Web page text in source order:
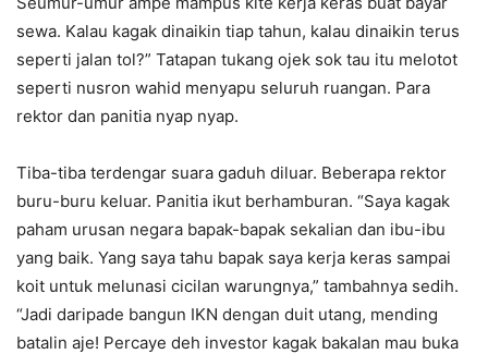
sewa. Kalau kagak dinaikin tiap tahun, kalau dinaikin terus
seperti jalan tol?” Tatapan tukang ojek sok tau itu melotot
seperti nusron wahid menyapu seluruh ruangan. Para
rektor dan panitia nyap nyap.
Tiba-tiba terdengar suara gaduh diluar. Beberapa rektor
buru-buru keluar. Panitia ikut berhamburan. “Saya kagak
paham urusan negara bapak-bapak sekalian dan ibu-ibu
yang baik. Yang saya tahu bapak saya kerja keras sampai
koit untuk melunasi cicilan warungnya,” tambahnya sedih.
“Jadi daripade bangun IKN dengan duit utang, mending
batalin aje! Percaye deh investor kagak bakalan mau buka